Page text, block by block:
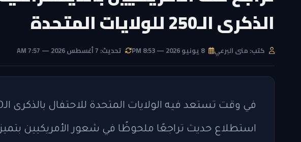
الذكرى الـ250 للولايات المتحدة
كتب: منى البرعي 8 يونيو 2026 — 8:53 PM تحديث: 7 أغسطس 2026 — 7:57 AM
استطلاع حديث تراجعًا ملحوظًا في شعور الأمريكيين